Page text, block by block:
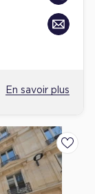
En savoir plus